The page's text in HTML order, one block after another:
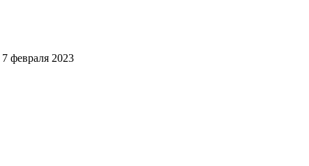
7 февраля 2023